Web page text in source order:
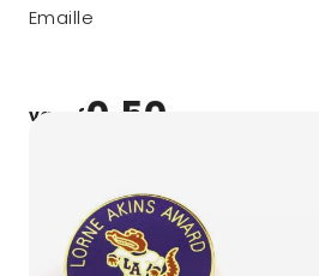
Emaille
vanaf0,50